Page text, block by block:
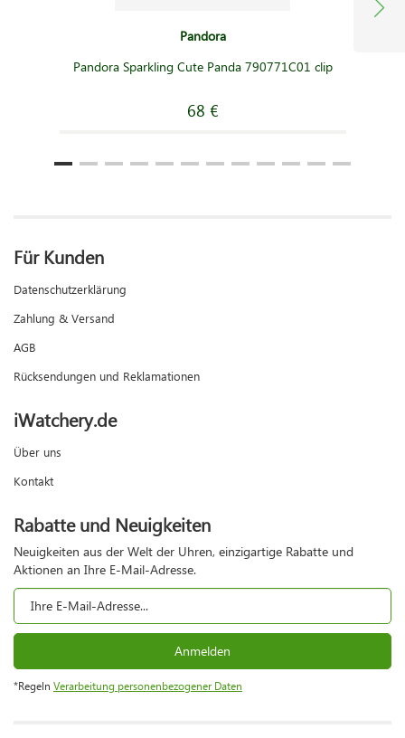
Pandora
Pandora Sparkling Cute Panda 790771C01 clip
68 €
Für Kunden
Datenschutzerklärung
Zahlung & Versand
AGB
Rücksendungen und Reklamationen
iWatchery.de
Über uns
Kontakt
Rabatte und Neuigkeiten
Neuigkeiten aus der Welt der Uhren, einzigartige Rabatte und
Aktionen an Ihre E-Mail-Adresse.
Anmelden
*Regeln Verarbeitung personenbezogener Daten